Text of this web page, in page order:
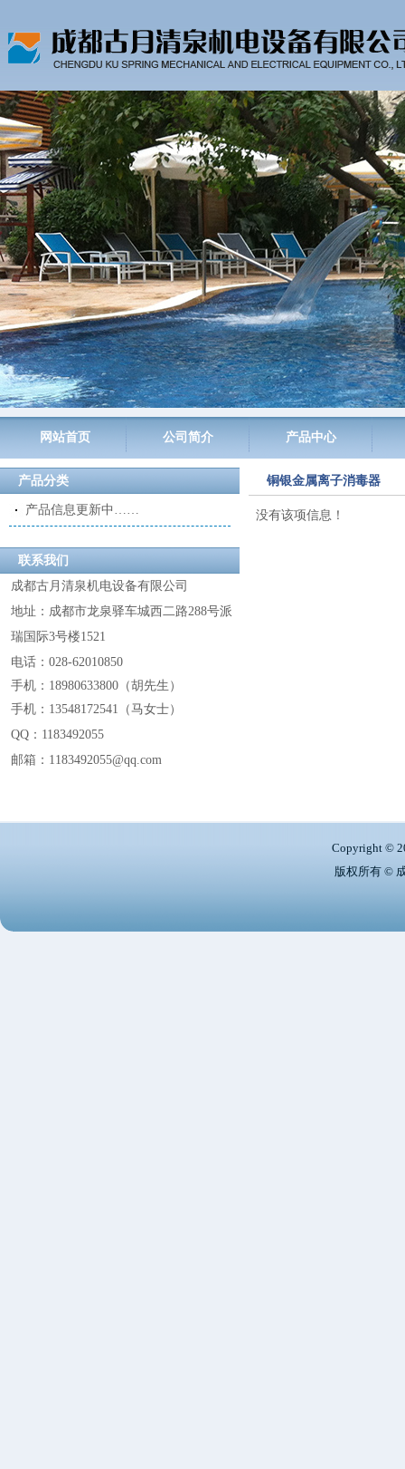
网站首页 公司简介 产品中心
产品分类
产品信息更新中……
联系我们
成都古月清泉机电设备有限公司
地址：成都市龙泉驿车城西二路288号派
瑞国际3号楼1521
电话：028-62010850
手机：18980633800 （胡先生 ）
手机：13548172541 （马女士）
QQ： 1183492055
邮箱：1183492055@qq.com
铜银金属离子消毒器
没有该项信息！
Copyright ©
版权所有 ©